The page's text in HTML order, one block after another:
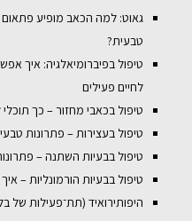
גאוט: למה הכאב מופיע פתאום
טבעית?
טיפול בפיברומיאלגיה: איך
לחיים פעילים
טיפול בכאבי מחזור – כך
טיפול בעצירות – פתרונות
טיפול בבעיות השתנה –
טיפול בבעיות הורמונליות –
היפותירואיד (תת־פעילות של